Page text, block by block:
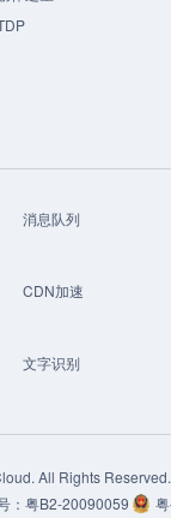
消息队列
CDN加速
文字识别
All Rights
： 粤B2-20090059